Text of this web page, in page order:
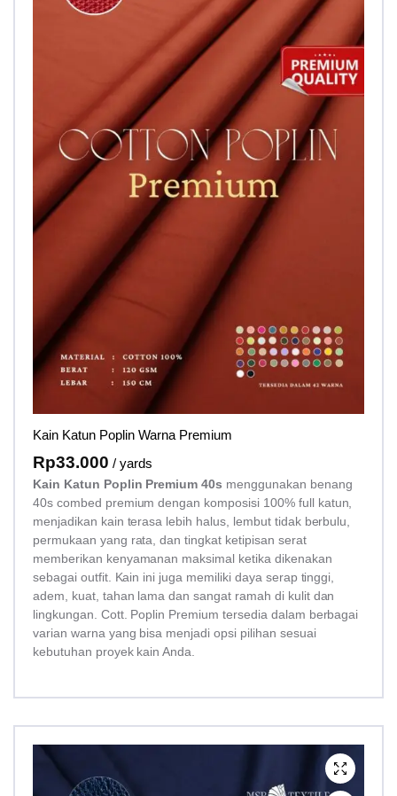
Kain Katun Poplin Warna Premium
Rp33.000 / yards
Kain Katun Poplin Premium 40s menggunakan benang
40s combed premium dengan komposisi 100% full katun,
menjadikan kain terasa lebih halus, lembut tidak berbulu,
permukaan yang rata, dan tingkat ketipisan serat
memberikan kenyamanan maksimal ketika dikenakan
sebagai outfit. Kain ini juga memiliki daya serap tinggi,
adem, kuat, tahan lama dan sangat ramah di kulit dan
lingkungan. Cott. Poplin Premium tersedia dalam berbagai
varian warna yang bisa menjadi opsi pilihan sesuai
kebutuhan proyek kain Anda.